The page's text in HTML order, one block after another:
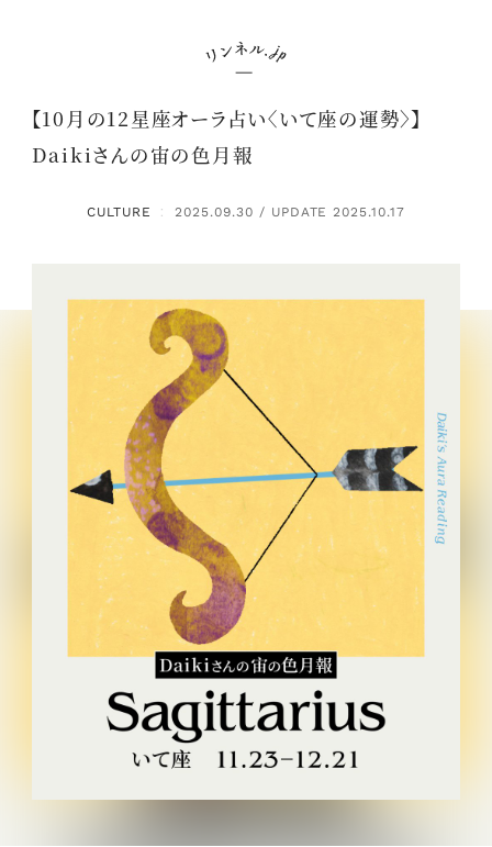
【10月の12星座オーラ占い〈いて座の運勢〉】
Daikiさんの宙の色月報
CULTURE ： 2025.09.30 / UPDATE 2025.10.17